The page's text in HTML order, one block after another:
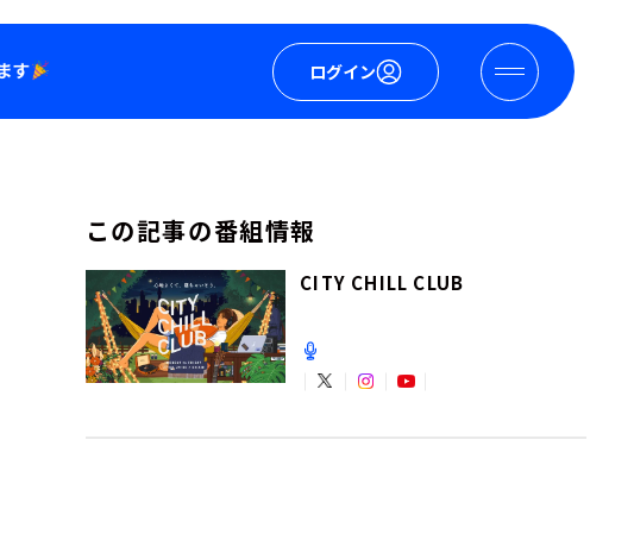
ログイン
この記事の番組情報
CITY CHILL CLUB